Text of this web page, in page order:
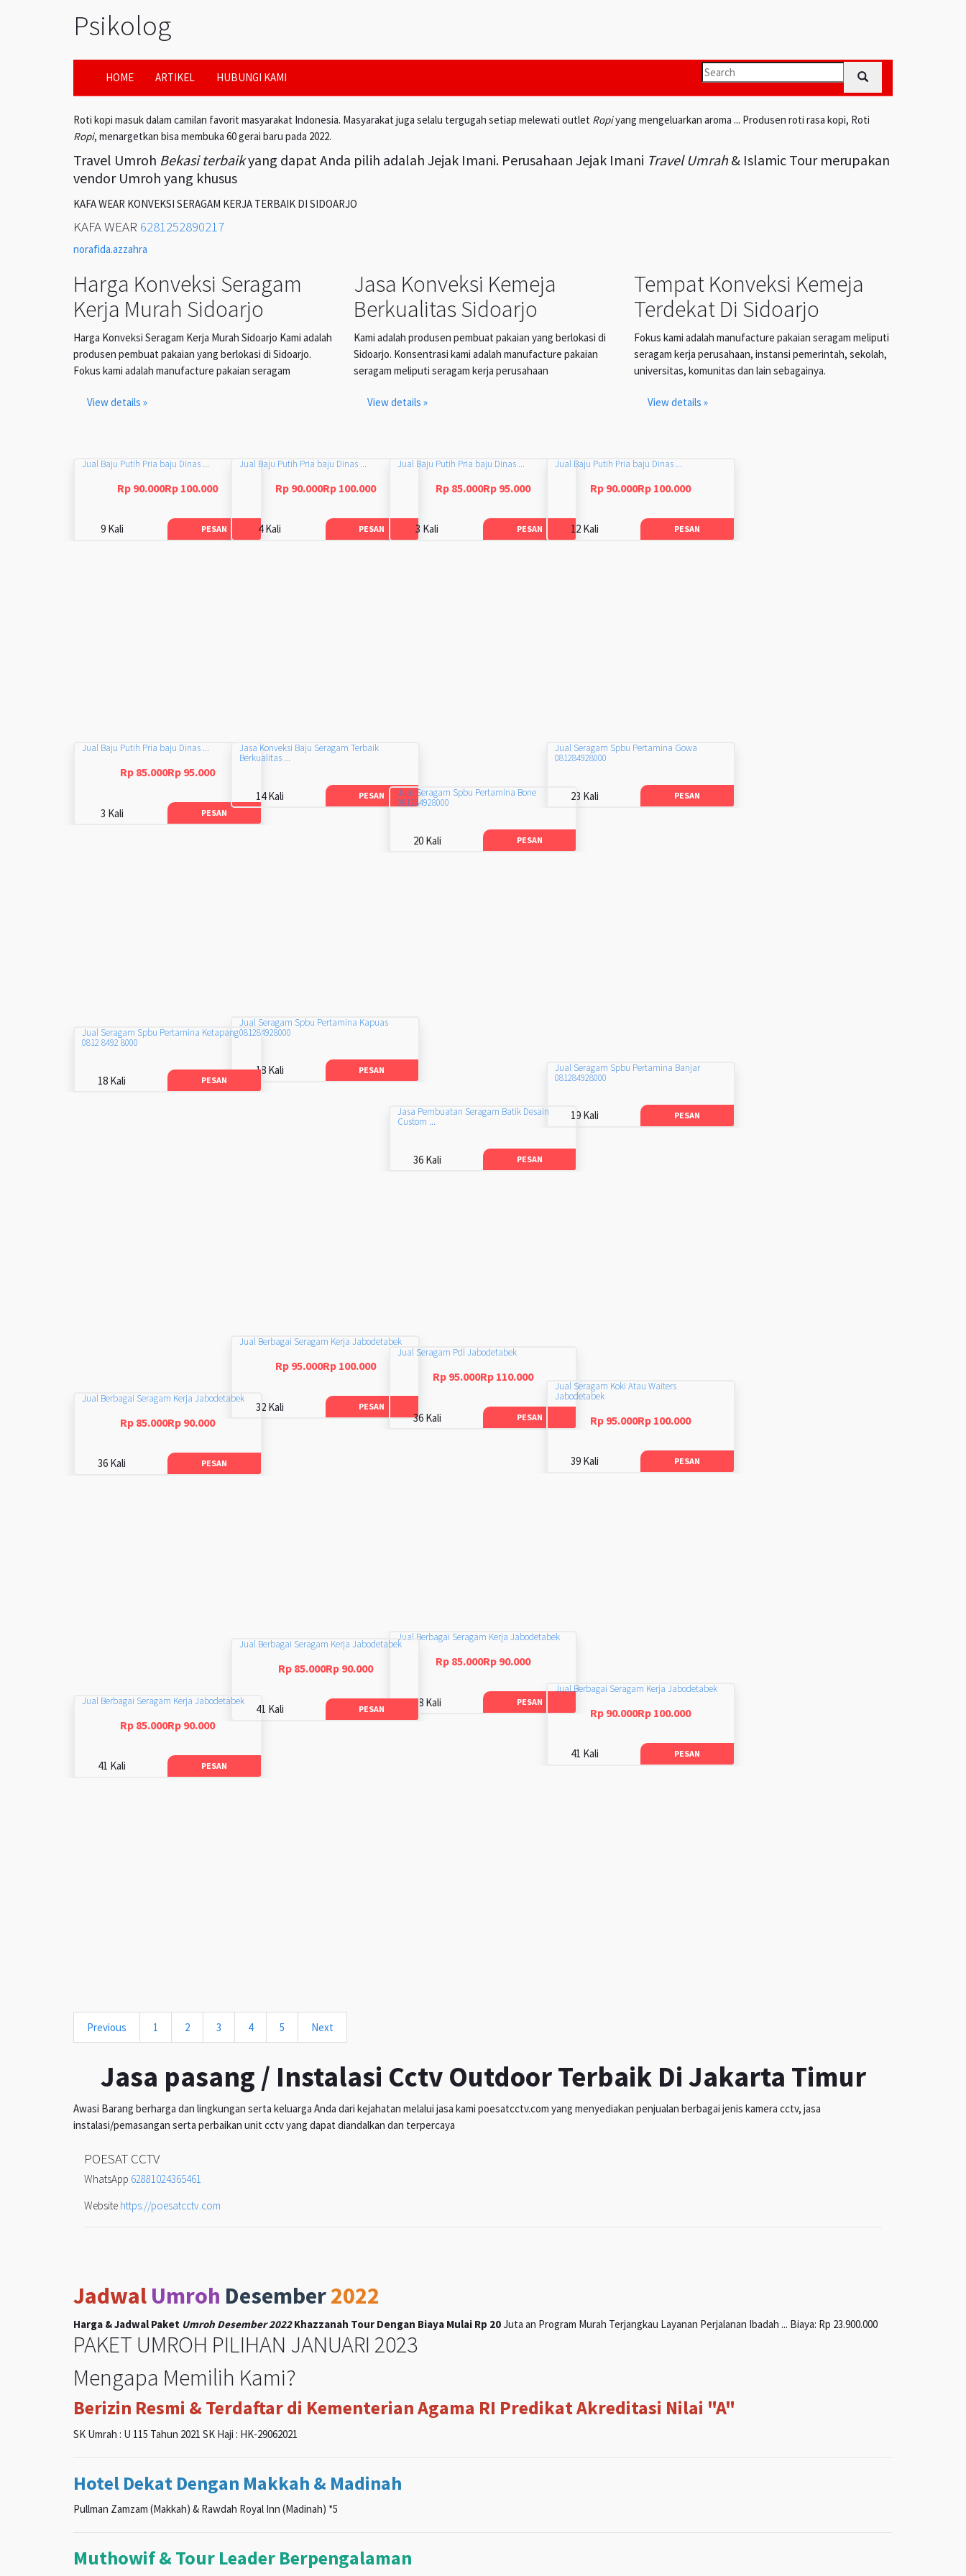
Psikolog
HOME ARTIKEL HUBUNGI KAMI
Roti kopi masuk dalam camilan favorit masyarakat Indonesia. Masyarakat juga selalu tergugah setiap melewati outlet Ropiyang mengeluarkan aroma ... Produsen roti rasa kopi, Roti
Ropi, menargetkan bisa membuka 60 gerai baru pada 2022.
Travel Umroh Bekasi terbaikyang dapat Anda pilih adalah Jejak Imani. Perusahaan Jejak Imani Travel Umrah& Islamic Tour merupakan
vendor Umroh yang khusus
KAFA WEAR KONVEKSI SERAGAM KERJA TERBAIK DI SIDOARJO
KAFA WEAR 6281252890217
norafida.azzahra
Harga Konveksi Seragam
Kerja Murah Sidoarjo
Harga Konveksi Seragam Kerja Murah Sidoarjo Kami adalah
produsen pembuat pakaian yang berlokasi di Sidoarjo.
Fokus kami adalah manufacture pakaian seragam
View details »
Jasa Konveksi Kemeja
Berkualitas Sidoarjo
Kami adalah produsen pembuat pakaian yang berlokasi di
Sidoarjo. Konsentrasi kami adalah manufacture pakaian
seragam meliputi seragam kerja perusahaan
View details »
Tempat Konveksi Kemeja
Terdekat Di Sidoarjo
Fokus kami adalah manufacture pakaian seragam meliputi
seragam kerja perusahaan, instansi pemerintah, sekolah,
universitas, komunitas dan lain sebagainya.
View details »
Jual Baju Putih Pria baju Dinas ...
Rp 90.000Rp 100.000
9 Kali PESAN
Jual Baju Putih Pria baju Dinas ...
Rp 90.000Rp 100.000
4 Kali PESAN
Jual Baju Putih Pria baju Dinas ...
Rp 85.000Rp 95.000
3 Kali PESAN
Jual Baju Putih Pria baju Dinas ...
Rp 90.000Rp 100.000
12 Kali PESAN
Jual Baju Putih Pria baju Dinas ...
Rp 85.000Rp 95.000
3 Kali PESAN
Jasa Konveksi Baju Seragam Terbaik
Berkualitas ...
14 Kali PESAN
Jual Seragam Spbu Pertamina Gowa
081284928000
23 Kali PESAN
Jual Seragam Spbu Pertamina Bone
081284928000
20 Kali PESAN
Jual Seragam Spbu Pertamina Kapuas
081284928000
18 Kali PESAN
Jual Seragam Spbu Pertamina Ketapang
0812 8492 8000
18 Kali PESAN
Jual Seragam Spbu Pertamina Banjar
081284928000
19 Kali PESAN
Jasa Pembuatan Seragam Batik Desain
Custom ...
36 Kali PESAN
Jual Berbagai Seragam Kerja Jabodetabek
Rp 95.000Rp 100.000
32 Kali PESAN
Jual Seragam Pdl Jabodetabek
Rp 95.000Rp 110.000
36 Kali PESAN
Jual Seragam Koki Atau Waiters
Jabodetabek
Rp 95.000Rp 100.000
39 Kali PESAN
Jual Berbagai Seragam Kerja Jabodetabek
Rp 85.000Rp 90.000
36 Kali PESAN
Jual Berbagai Seragam Kerja Jabodetabek
Rp 85.000Rp 90.000
48 Kali PESAN
Jual Berbagai Seragam Kerja Jabodetabek
Rp 85.000Rp 90.000
41 Kali PESAN
Jual Berbagai Seragam Kerja Jabodetabek
Rp 90.000Rp 100.000
41 Kali PESAN
Jual Berbagai Seragam Kerja Jabodetabek
Rp 85.000Rp 90.000
41 Kali PESAN
Previous 1 2 3 4 5 Next
Jasa pasang / Instalasi Cctv Outdoor Terbaik Di Jakarta Timur
Awasi Barang berharga dan lingkungan serta keluarga Anda dari kejahatan melalui jasa kami poesatcctv.com yang menyediakan penjualan berbagai jenis kamera cctv, jasa
instalasi/pemasangan serta perbaikan unit cctv yang dapat diandalkan dan terpercaya
POESAT CCTV
WhatsApp 62881024365461
Website https://poesatcctv.com
Jadwal Umroh Desember2022
Harga & Jadwal Paket Umroh Desember 2022Khazzanah Tour Dengan Biaya Mulai Rp 20Juta an Program Murah Terjangkau Layanan Perjalanan Ibadah ... Biaya: Rp 23.900.000
PAKET UMROH PILIHAN JANUARI 2023
Mengapa Memilih Kami?
Berizin Resmi & Terdaftar di Kementerian Agama RI Predikat Akreditasi Nilai "A"
SK Umrah : U 115 Tahun 2021 SK Haji : HK-29062021
Hotel Dekat Dengan Makkah & Madinah
Pullman Zamzam (Makkah) & Rawdah Royal Inn (Madinah) *5
Muthowif & Tour Leader Berpengalaman